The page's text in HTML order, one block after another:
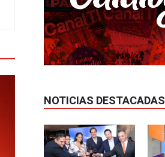
NOTICIAS DESTACADAS